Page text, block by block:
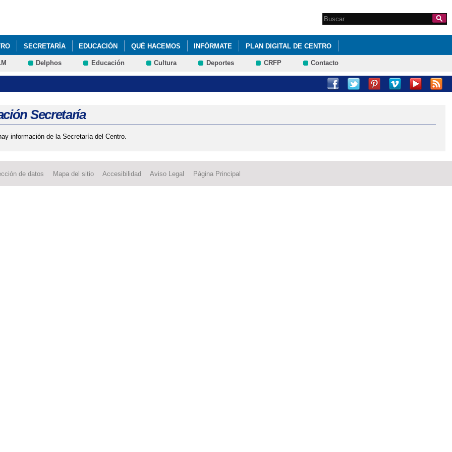
Formulario de
búsqueda
Search this site
SECRETARÍA EDUCACIÓN QUÉ HACEMOS INFÓRMATE PLAN DIGITAL DE CENTRO
Delphos Educación Cultura Deportes CRFP Contacto
Secretaría
información de la Secretaría del Centro.
de datos Mapa del sitio Accesibilidad Aviso Legal Página Principal